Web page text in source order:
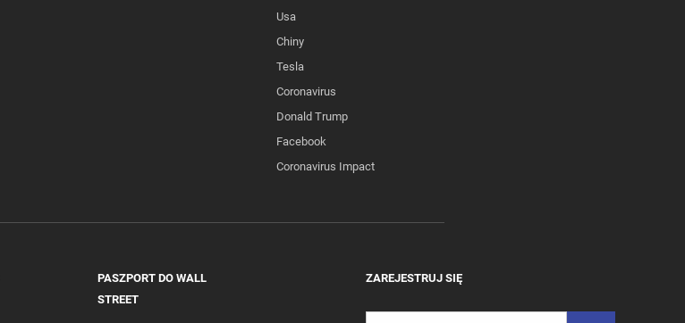
Usa
Chiny
Tesla
Coronavirus
Donald Trump
Facebook
Coronavirus Impact
PASZPORT DO WALL
STREET
ZAREJESTRUJ SIĘ